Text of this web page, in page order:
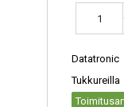
Datatronic
Tukkureilla